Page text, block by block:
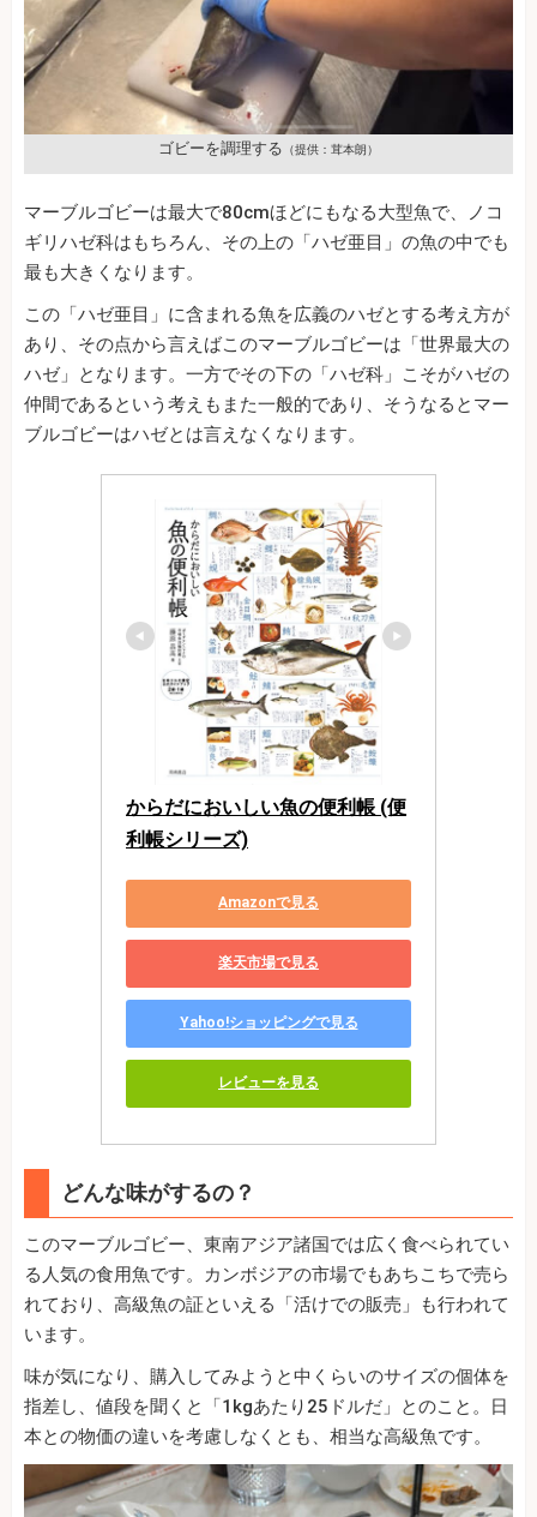
ゴビーを調理する （提供：茸本朗）
マーブルゴビーは最大で80cmほどにもなる大型魚で、ノコ
ギリハゼ科はもちろん、その上の「ハゼ亜目」の魚の中でも
最も大きくなります。
この「ハゼ亜目」に含まれる魚を広義のハゼとする考え方が
あり、その点から言えばこのマーブルゴビーは「世界最大の
ハゼ」となります。一方でその下の「ハゼ科」こそがハゼの
仲間であるという考えもまた一般的であり、そうなるとマー
ブルゴビーはハゼとは言えなくなります。
からだにおいしい魚の便利帳 (便
利帳シリーズ)
Amazonで見る
楽天市場で見る
Yahoo!ショッピングで見る
レビューを見る
どんな味がするの？
このマーブルゴビー、東南アジア諸国では広く食べられてい
る人気の食用魚です。カンボジアの市場でもあちこちで売ら
れており、高級魚の証といえる「活けでの販売」も行われて
います。
味が気になり、購入してみようと中くらいのサイズの個体を
指差し、値段を聞くと「1kgあたり25ドルだ」とのこと。日
本との物価の違いを考慮しなくとも、相当な高級魚です。